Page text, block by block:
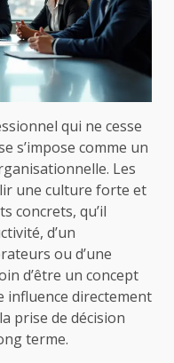
qui ne cesse
s’impose comme un
Les
une culture forte et
concrets, qu’il
d’un
ou d’une
d’être un concept
influence directement
prise de décision
terme.